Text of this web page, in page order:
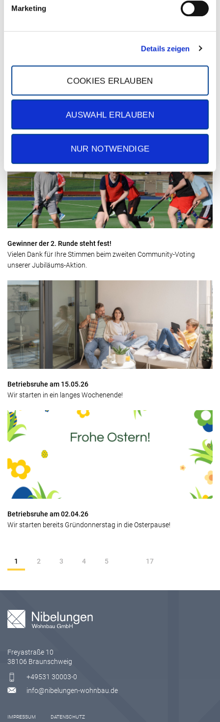
Marketing
Details zeigen
COOKIES ERLAUBEN
AUSWAHL ERLAUBEN
NUR NOTWENDIGE
Tag der Senioren 2026
Wir freuen uns auf Ihren Besuch an unserem Stand beim Tag der
Gewinner der 2. Runde steht fest!
Vielen Dank für Ihre Stimmen beim zweiten Community-Voting
unserer Jubiläums-Aktion.
Betriebsruhe am 15.05.26
Wir starten in ein langes Wochenende!
Betriebsruhe am 02.04.26
Wir starten bereits Gründonnerstag in die Osterpause!
1 2 3 4 5 17
Freyastraße 10
38106 Braunschweig
+49531 30003-0
info@nibelungen-wohnbau.de
IMPRESSUM DATENSCHUTZ